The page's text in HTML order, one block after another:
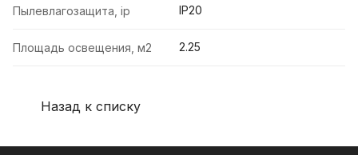
Пылевлагозащита, ip IP20
Площадь освещения, м2 2.25
Назад к списку